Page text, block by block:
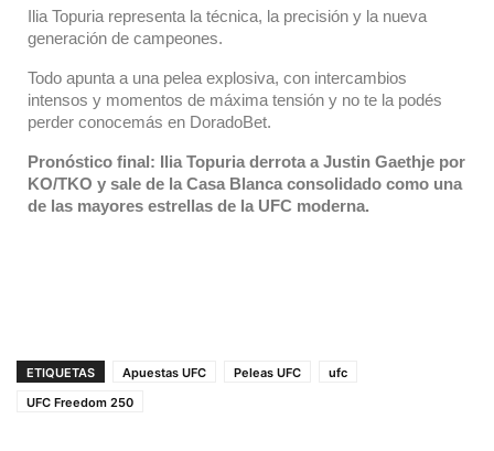
Ilia Topuria representa la técnica, la precisión y la nueva
generación de campeones.
Todo apunta a una pelea explosiva, con intercambios
intensos y momentos de máxima tensión y no te la podés
perder conocemás en DoradoBet.
Pronóstico final: Ilia Topuria derrota a Justin Gaethje por
KO/TKO y sale de la Casa Blanca consolidado como una
de las mayores estrellas de la UFC moderna.
ETIQUETAS Apuestas UFC Peleas UFC
ufc
UFC Freedom 250